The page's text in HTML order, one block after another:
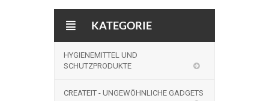
KATEGORIE
HYGIENEMITTEL UND
SCHUTZPRODUKTE
CREATEIT - UNGEWÖHNLICHE GADGETS